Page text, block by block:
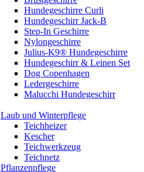
Hundegeschirre Curli
Hundegeschirr Jack-B
Step-In Geschirre
Nylongeschirre
Julius-K9® Hundegeschirre
Hundegeschirr & Leinen Set
Dog Copenhagen
Ledergeschirre
Malucchi Hundegeschirr
Laub und Winterpflege
Teichheizer
Kescher
Teichwerkzeug
Teichnetz
Pflanzenpflege